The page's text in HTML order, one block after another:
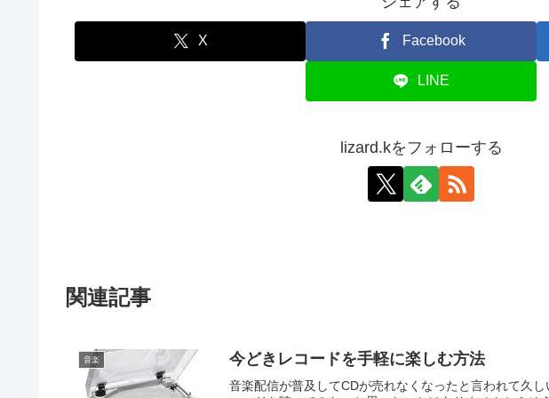
X Facebook
LINE
lizard.kをフォローする
関連記事
音楽 今どきレコードを手軽に楽しむ方法
音楽配信が普及してCDが売れなくなったと言われて久